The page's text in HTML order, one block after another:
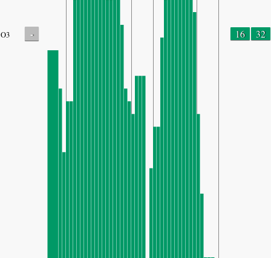
O3 - 16 32